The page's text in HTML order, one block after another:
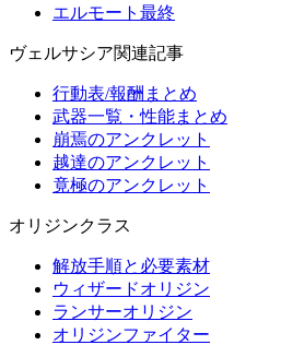
エルモート最終
ヴェルサシア関連記事
行動表/報酬まとめ
武器一覧・性能まとめ
崩焉のアンクレット
越達のアンクレット
竟極のアンクレット
オリジンクラス
解放手順と必要素材
ウィザードオリジン
ランサーオリジン
オリジンファイター